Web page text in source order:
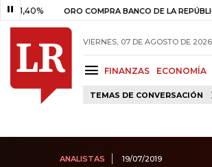
ORO COMPRA BANCO DE LA REPÚBLICA $
VIERNES, 07 DE AGOSTO DE 2026
FINANZAS ECONOMÍA
TEMAS DE CONVERSACIÓN
ANALISTAS 19/07/2019